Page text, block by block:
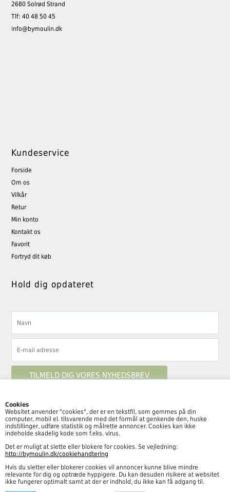
Cookies
Websitet anvender "cookies", der er en tekstfil, som gemmes på din
computer, mobil el. tilsvarende med det formål at genkende den, huske
indstillinger, udføre statistik og målrette annoncer. Cookies kan ikke
indeholde skadelig kode som f.eks. virus.
Det er muligt at slette eller blokere for cookies. Se vejledning:
http://bymoulin.dk/cookiehandtering
Hvis du sletter eller blokerer cookies vil annoncer kunne blive mindre
relevante for dig og optræde hyppigere. Du kan desuden risikere at websitet
ikke fungerer optimalt samt at der er indhold, du ikke kan få adgang til.
2680 Solrød Strand
Tlf: 40 48 50 45
info@bymoulin.dk
Kundeservice
Forside
Om os
Vilkår
Retur
Min konto
Kontakt os
Favorit
Fortryd dit køb
Hold dig opdateret
Følg By Moulin her
Åbningstider